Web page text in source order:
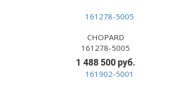
CHOPARD
161278-5005
1 488 500 руб.